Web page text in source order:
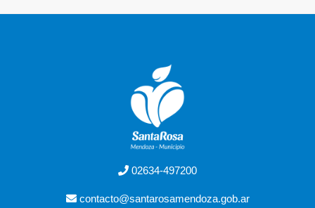
02634-497200
contacto@santarosamendoza.gob.ar